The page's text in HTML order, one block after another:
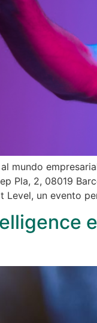
mundo
Pla, 2, 08019
Level, un evento